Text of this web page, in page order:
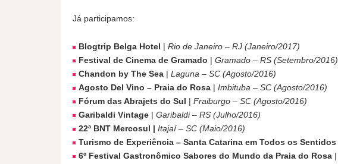
Já participamos:
Blogtrip Belga Hotel | Rio de Janeiro – RJ (Janeiro/2017)
Festival de Cinema de Gramado | Gramado – RS (Setembro/2016)
Chandon by The Sea | Laguna – SC (Agosto/2016)
Agosto Del Vino – Praia do Rosa | Imbituba – SC (Agosto/2016)
Fórum das Abrajets do Sul | Fraiburgo – SC (Agosto/2016)
Garibaldi Vintage | Garibaldi – RS (Julho/2016)
22ª BNT Mercosul | Itajaí – SC (Maio/2016)
Turismo de Experiência – Santa Catarina em Todos os Sentidos
6º Festival Gastronômico Sabores do Mundo da Praia do Rosa |